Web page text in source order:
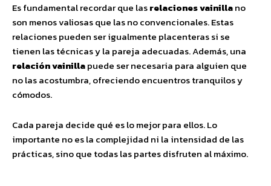
Es fundamental recordar que lasrelaciones vainillano
son menos valiosas que las no convencionales. Estas
relaciones pueden ser igualmente placenteras si se
tienen las técnicas y la pareja adecuadas. Además, una
relación vainillapuede ser necesaria para alguien que
no las acostumbra, ofreciendo encuentros tranquilos y
cómodos.
Cada pareja decide qué es lo mejor para ellos. Lo
importante no es la complejidad ni la intensidad de las
prácticas, sino que todas las partes disfruten al máximo.